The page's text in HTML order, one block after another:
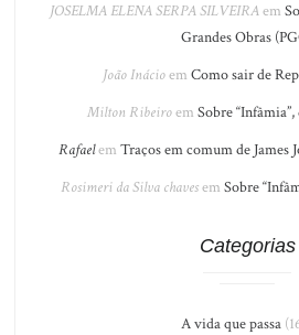
JOSELMA ELENA SERPA SILVEIRAem
Grandes Obras
João Inácioem Como sair de
Milton Ribeiroem Sobre
Rafaelem Traços em comum de James
Rosimeri da Silva chavesem Sobre
Categorias
A vida que passa